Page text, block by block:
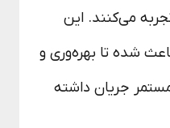
می‌کنند. این
شده تا بهره‌وری و
جریان داشته